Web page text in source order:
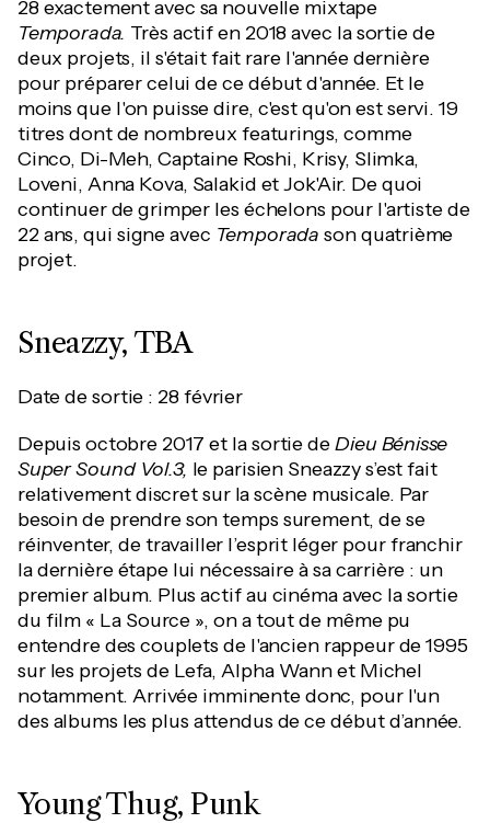
28 exactement avec sa nouvelle mixtape
Temporada. Très actif en 2018 avec la sortie de
deux projets, il s'était fait rare l'année dernière
pour préparer celui de ce début d'année. Et le
moins que l'on puisse dire, c'est qu'on est servi. 19
titres dont de nombreux featurings, comme
Cinco, Di-Meh, Captaine Roshi, Krisy, Slimka,
Loveni, Anna Kova, Salakid et Jok'Air. De quoi
continuer de grimper les échelons pour l'artiste de
22 ans, qui signe avec Temporadason quatrième
projet.
Sneazzy, TBA
Date de sortie : 28 février
Depuis octobre 2017 et la sortie deDieu Bénisse
Super Sound Vol.3, le parisien Sneazzy s’est fait
relativement discret sur la scène musicale. Par
besoin de prendre son temps surement, de se
réinventer, de travailler l’esprit léger pour franchir
la dernière étape lui nécessaire à sa carrière : un
premier album. Plus actif au cinéma avec la sortie
du film « La Source », on a tout de même pu
entendre des couplets de l'ancien rappeur de 1995
sur les projets de Lefa, Alpha Wann et Michel
notamment. Arrivée imminente donc, pour l'un
des albums les plus attendus de ce début d’année.
Young Thug, Punk